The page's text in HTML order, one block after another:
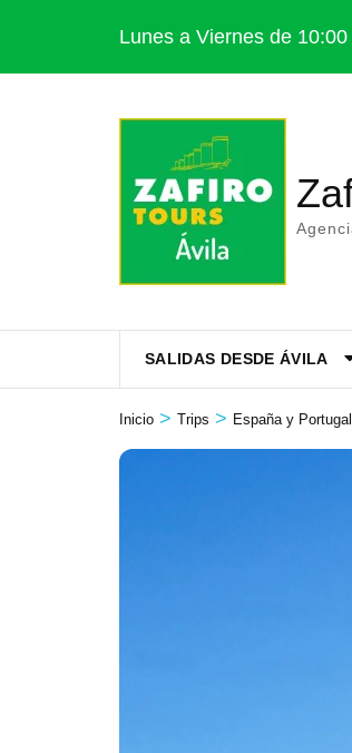
Lunes a Viernes de
SALIDAS DESDE ÁVILA
Inicio > Trips > España y Portugal